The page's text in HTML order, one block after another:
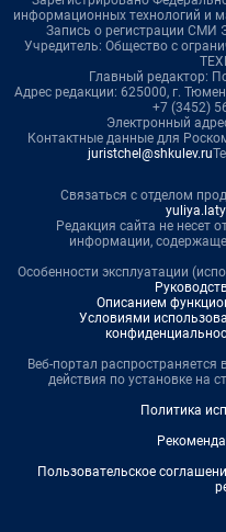
информационных технологий и
Запись о регистрации СМИ
Учредитель: Общество с
Главный редактор:
Адрес редакции: 625000, г.
+7 (3452)
Электронный
Контактные данные для
juristchel@shkulev.ru
Связаться с отделом
Редакция сайта не несет
информации,
Особенности эксплуатации
Описанием
Условиями
Веб-портал распространяется
действия по установке на
Политика
Пользовательское